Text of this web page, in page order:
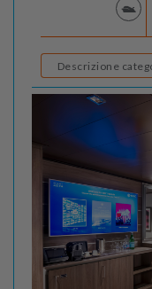
Descrizione